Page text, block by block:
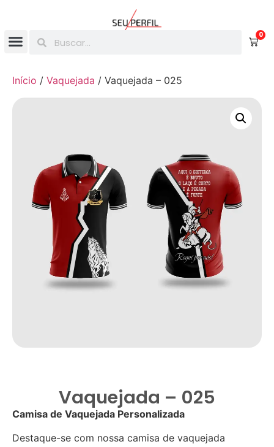
0
Início / Vaquejada / Vaquejada – 025
Vaquejada – 025
Camisa de Vaquejada Personalizada
Destaque-se com nossa camisa de vaquejada